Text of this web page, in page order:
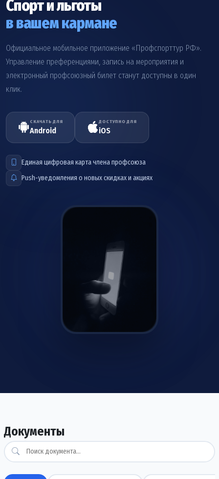
Спорт и льготы
в вашем кармане
Официальное мобильное приложение «Профспорттур РФ».
Управление преференциями, запись на мероприятия и
электронный профсоюзный билет станут доступны в один
клик.
СКАЧАТЬ ДЛЯ
Android
ДОСТУПНО ДЛЯ
iOS
Единая цифровая карта члена профсоюза
Push-уведомления о новых скидках и акциях
Скачать уже сейчас
Документы